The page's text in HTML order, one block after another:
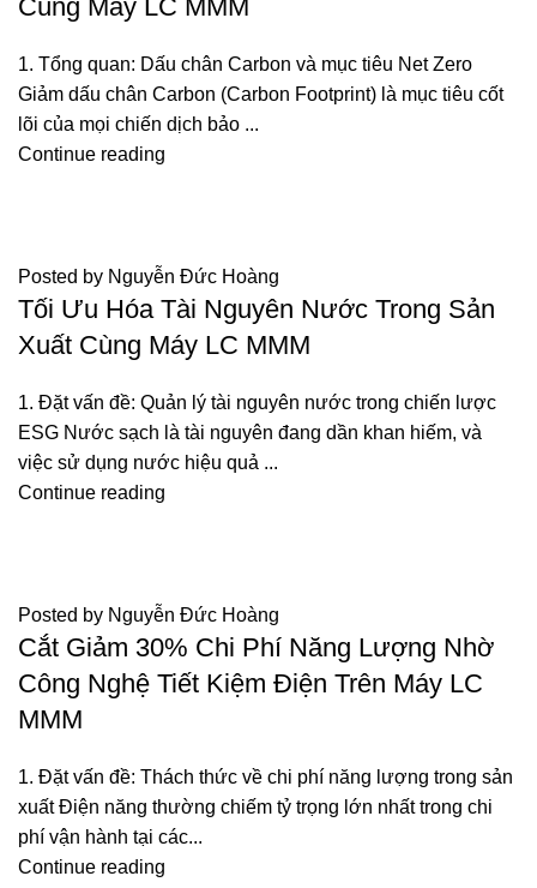
Cùng Máy LC MMM
1. Tổng quan: Dấu chân Carbon và mục tiêu Net Zero
Giảm dấu chân Carbon (Carbon Footprint) là mục tiêu cốt
lõi của mọi chiến dịch bảo ...
Continue reading
Posted by Nguyễn Đức Hoàng
Tối Ưu Hóa Tài Nguyên Nước Trong Sản
Xuất Cùng Máy LC MMM
1. Đặt vấn đề: Quản lý tài nguyên nước trong chiến lược
ESG Nước sạch là tài nguyên đang dần khan hiếm, và
việc sử dụng nước hiệu quả ...
Continue reading
Posted by Nguyễn Đức Hoàng
Cắt Giảm 30% Chi Phí Năng Lượng Nhờ
Công Nghệ Tiết Kiệm Điện Trên Máy LC
MMM
1. Đặt vấn đề: Thách thức về chi phí năng lượng trong sản
xuất Điện năng thường chiếm tỷ trọng lớn nhất trong chi
phí vận hành tại các...
Continue reading